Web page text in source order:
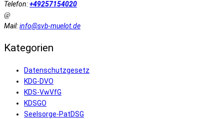
Telefon:+49257154020
Mail:info@svb-muelot.de
Kategorien
Datenschutzgesetz
KDG-DVO
KDS-VwVfG
KDSGO
Seelsorge-PatDSG